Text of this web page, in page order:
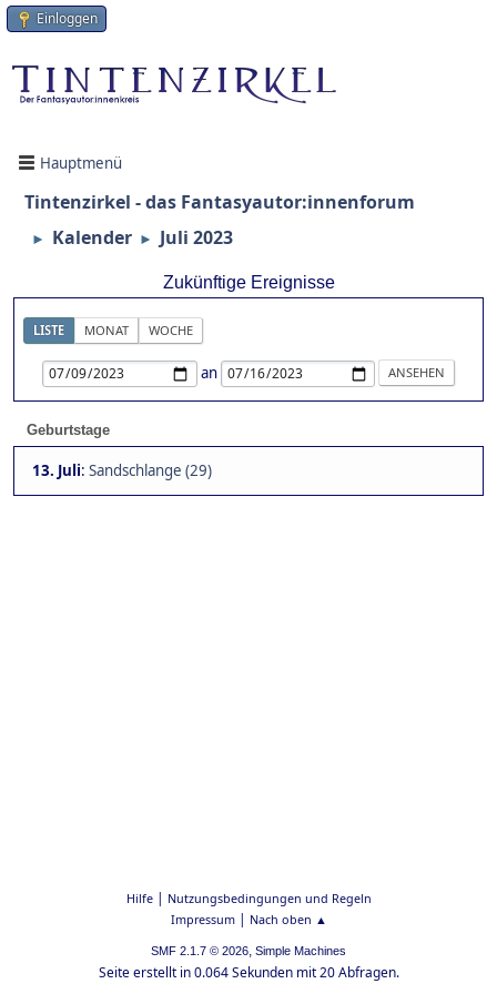
Einloggen
Hauptmenü
Tintenzirkel - das Fantasyautor:innenforum
► Kalender ► Juli 2023
Zukünftige Ereignisse
LISTE MONAT WOCHE
an
Geburtstage
13. Juli: Sandschlange (29)
Hilfe| Nutzungsbedingungen und Regeln
Impressum| Nach oben ▲
SMF 2.1.7 © 2026, Simple Machines
Seite erstellt in 0.064 Sekunden mit 20 Abfragen.